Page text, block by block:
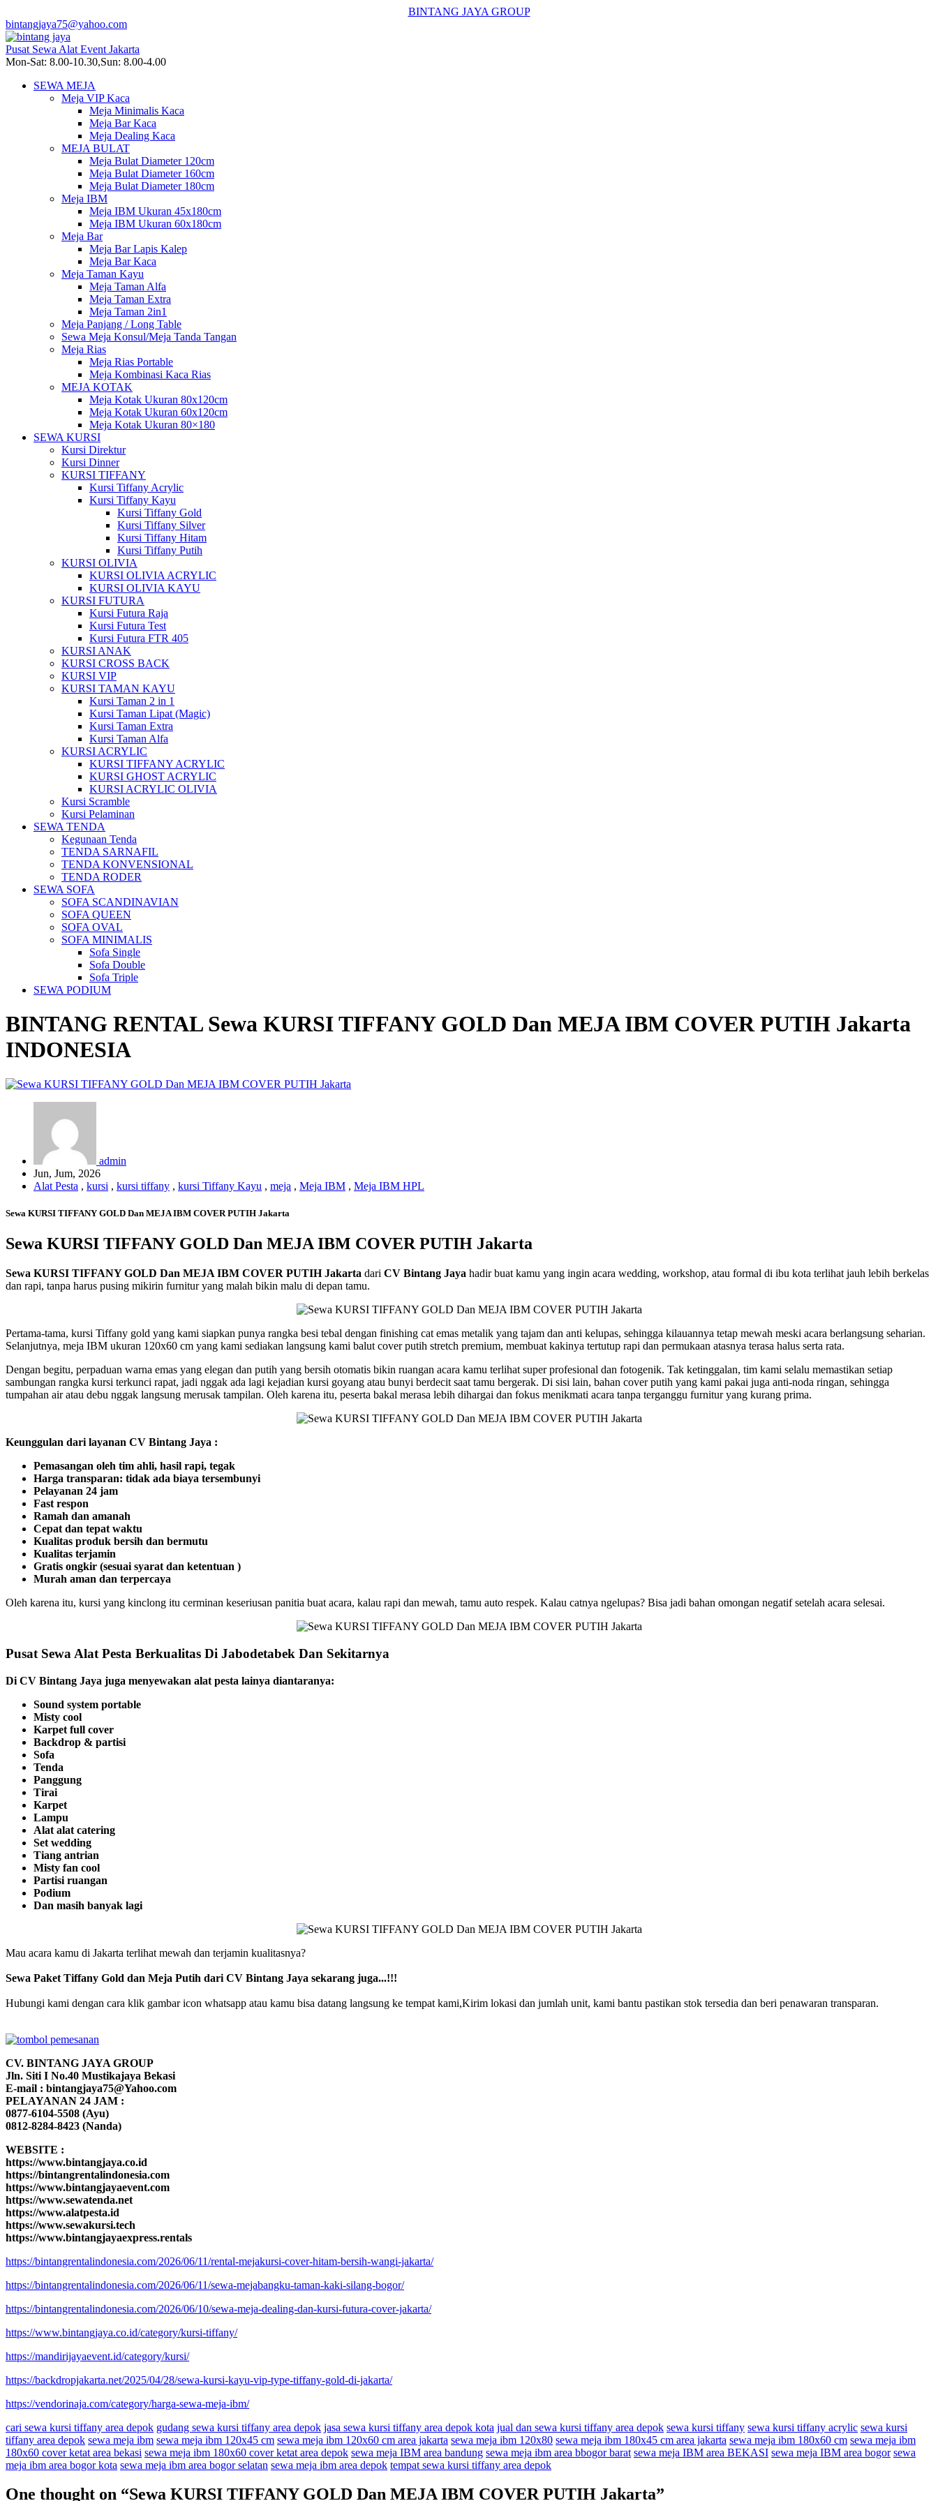
BINTANG JAYA GROUP
bintangjaya75@yahoo.com
Pusat Sewa Alat Event Jakarta
Mon-Sat: 8.00-10.30,Sun: 8.00-4.00
SEWA MEJA
Meja VIP Kaca
Meja Minimalis Kaca
Meja Bar Kaca
Meja Dealing Kaca
MEJA BULAT
Meja Bulat Diameter 120cm
Meja Bulat Diameter 160cm
Meja Bulat Diameter 180cm
Meja IBM
Meja IBM Ukuran 45x180cm
Meja IBM Ukuran 60x180cm
Meja Bar
Meja Bar Lapis Kalep
Meja Bar Kaca
Meja Taman Kayu
Meja Taman Alfa
Meja Taman Extra
Meja Taman 2in1
Meja Panjang / Long Table
Sewa Meja Konsul/Meja Tanda Tangan
Meja Rias
Meja Rias Portable
Meja Kombinasi Kaca Rias
MEJA KOTAK
Meja Kotak Ukuran 80x120cm
Meja Kotak Ukuran 60x120cm
Meja Kotak Ukuran 80×180
SEWA KURSI
Kursi Direktur
Kursi Dinner
KURSI TIFFANY
Kursi Tiffany Acrylic
Kursi Tiffany Kayu
Kursi Tiffany Gold
Kursi Tiffany Silver
Kursi Tiffany Hitam
Kursi Tiffany Putih
KURSI OLIVIA
KURSI OLIVIA ACRYLIC
KURSI OLIVIA KAYU
KURSI FUTURA
Kursi Futura Raja
Kursi Futura Test
Kursi Futura FTR 405
KURSI ANAK
KURSI CROSS BACK
KURSI VIP
KURSI TAMAN KAYU
Kursi Taman 2 in 1
Kursi Taman Lipat (Magic)
Kursi Taman Extra
Kursi Taman Alfa
KURSI ACRYLIC
KURSI TIFFANY ACRYLIC
KURSI GHOST ACRYLIC
KURSI ACRYLIC OLIVIA
Kursi Scramble
Kursi Pelaminan
SEWA TENDA
Kegunaan Tenda
TENDA SARNAFIL
TENDA KONVENSIONAL
TENDA RODER
SEWA SOFA
SOFA SCANDINAVIAN
SOFA QUEEN
SOFA OVAL
SOFA MINIMALIS
Sofa Single
Sofa Double
Sofa Triple
SEWA PODIUM
BINTANG RENTAL Sewa KURSI TIFFANY GOLD Dan MEJA IBM COVER PUTIH Jakarta
INDONESIA
admin
Jun, Jum, 2026
Alat Pesta , kursi , kursi tiffany , kursi Tiffany Kayu , meja , Meja IBM , Meja IBM HPL
Sewa KURSI TIFFANY GOLD Dan MEJA IBM COVER PUTIH Jakarta
Sewa KURSI TIFFANY GOLD Dan MEJA IBM COVER PUTIH Jakarta
Sewa KURSI TIFFANY GOLD Dan MEJA IBM COVER PUTIH Jakarta dari CV Bintang Jaya hadir buat kamu yang ingin acara wedding, workshop, atau formal di ibu kota terlihat jauh lebih berkelas
dan rapi, tanpa harus pusing mikirin furnitur yang malah bikin malu di depan tamu.
Pertama-tama, kursi Tiffany gold yang kami siapkan punya rangka besi tebal dengan finishing cat emas metalik yang tajam dan anti kelupas, sehingga kilauannya tetap mewah meski acara berlangsung seharian.
Selanjutnya, meja IBM ukuran 120x60 cm yang kami sediakan langsung kami balut cover putih stretch premium, membuat kakinya tertutup rapi dan permukaan atasnya terasa halus serta rata.
Dengan begitu, perpaduan warna emas yang elegan dan putih yang bersih otomatis bikin ruangan acara kamu terlihat super profesional dan fotogenik. Tak ketinggalan, tim kami selalu memastikan setiap
sambungan rangka kursi terkunci rapat, jadi nggak ada lagi kejadian kursi goyang atau bunyi berdecit saat tamu bergerak. Di sisi lain, bahan cover putih yang kami pakai juga anti-noda ringan, sehingga
tumpahan air atau debu nggak langsung merusak tampilan. Oleh karena itu, peserta bakal merasa lebih dihargai dan fokus menikmati acara tanpa terganggu furnitur yang kurang prima.
Keunggulan dari layanan CV Bintang Jaya :
Pemasangan oleh tim ahli, hasil rapi, tegak
Harga transparan: tidak ada biaya tersembunyi
Pelayanan 24 jam
Fast respon
Ramah dan amanah
Cepat dan tepat waktu
Kualitas produk bersih dan bermutu
Kualitas terjamin
Gratis ongkir (sesuai syarat dan ketentuan )
Murah aman dan terpercaya
Oleh karena itu, kursi yang kinclong itu cerminan keseriusan panitia buat acara, kalau rapi dan mewah, tamu auto respek. Kalau catnya ngelupas? Bisa jadi bahan omongan negatif setelah acara selesai.
Pusat Sewa Alat Pesta Berkualitas Di Jabodetabek Dan Sekitarnya
Di CV Bintang Jaya juga menyewakan alat pesta lainya diantaranya:
Sound system portable
Misty cool
Karpet full cover
Backdrop & partisi
Sofa
Tenda
Panggung
Tirai
Karpet
Lampu
Alat alat catering
Set wedding
Tiang antrian
Misty fan cool
Partisi ruangan
Podium
Dan masih banyak lagi
Mau acara kamu di Jakarta terlihat mewah dan terjamin kualitasnya?
Sewa Paket Tiffany Gold dan Meja Putih dari CV Bintang Jaya sekarang juga...!!!
Hubungi kami dengan cara klik gambar icon whatsapp atau kamu bisa datang langsung ke tempat kami,Kirim lokasi dan jumlah unit, kami bantu pastikan stok tersedia dan beri penawaran transparan.
CV. BINTANG JAYA GROUP
Jln. Siti I No.40 Mustikajaya Bekasi
E-mail : bintangjaya75@Yahoo.com
PELAYANAN 24 JAM :
0877-6104-5508 (Ayu)
0812-8284-8423 (Nanda)
WEBSITE :
https://www.bintangjaya.co.id
https://bintangrentalindonesia.com
https://www.bintangjayaevent.com
https://www.sewatenda.net
https://www.alatpesta.id
https://www.sewakursi.tech
https://www.bintangjayaexpress.rentals
https://bintangrentalindonesia.com/2026/06/11/rental-mejakursi-cover-hitam-bersih-wangi-jakarta/
https://bintangrentalindonesia.com/2026/06/11/sewa-mejabangku-taman-kaki-silang-bogor/
https://bintangrentalindonesia.com/2026/06/10/sewa-meja-dealing-dan-kursi-futura-cover-jakarta/
https://www.bintangjaya.co.id/category/kursi-tiffany/
https://mandirijayaevent.id/category/kursi/
https://backdropjakarta.net/2025/04/28/sewa-kursi-kayu-vip-type-tiffany-gold-di-jakarta/
https://vendorinaja.com/category/harga-sewa-meja-ibm/
cari sewa kursi tiffany area depok gudang sewa kursi tiffany area depok jasa sewa kursi tiffany area depok kota jual dan sewa kursi tiffany area depok sewa kursi tiffany sewa kursi tiffany acrylic sewa kursi
tiffany area depok sewa meja ibm sewa meja ibm 120x45 cm sewa meja ibm 120x60 cm area jakarta sewa meja ibm 120x80 sewa meja ibm 180x45 cm area jakarta sewa meja ibm 180x60 cm sewa meja ibm
180x60 cover ketat area bekasi sewa meja ibm 180x60 cover ketat area depok sewa meja IBM area bandung sewa meja ibm area bbogor barat sewa meja IBM area BEKASI sewa meja IBM area bogor sewa
meja ibm area bogor kota sewa meja ibm area bogor selatan sewa meja ibm area depok tempat sewa kursi tiffany area depok
One thought on “Sewa KURSI TIFFANY GOLD Dan MEJA IBM COVER PUTIH Jakarta”